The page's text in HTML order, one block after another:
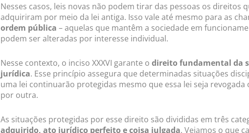
Nesses casos, leis novas não podem tirar das pessoas os direitos
adquiriram por meio da lei antiga. Isso vale até mesmo para as
ordem pública – aquelas que mantêm a sociedade em
podem ser alteradas por interesse individual.
Nesse contexto, o inciso XXXVI garante o direito fundamental da
jurídica. Esse princípio assegura que determinadas situações
uma lei continuarão protegidas mesmo que essa lei seja
por outra.
As situações protegidas por esse direito são divididas em três
adquirido, ato jurídico perfeito e coisa julgada. Vejamos o que